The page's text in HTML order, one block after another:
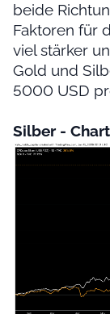
beide
Faktoren für
viel stärker
Gold und
5000 USD
Silber -